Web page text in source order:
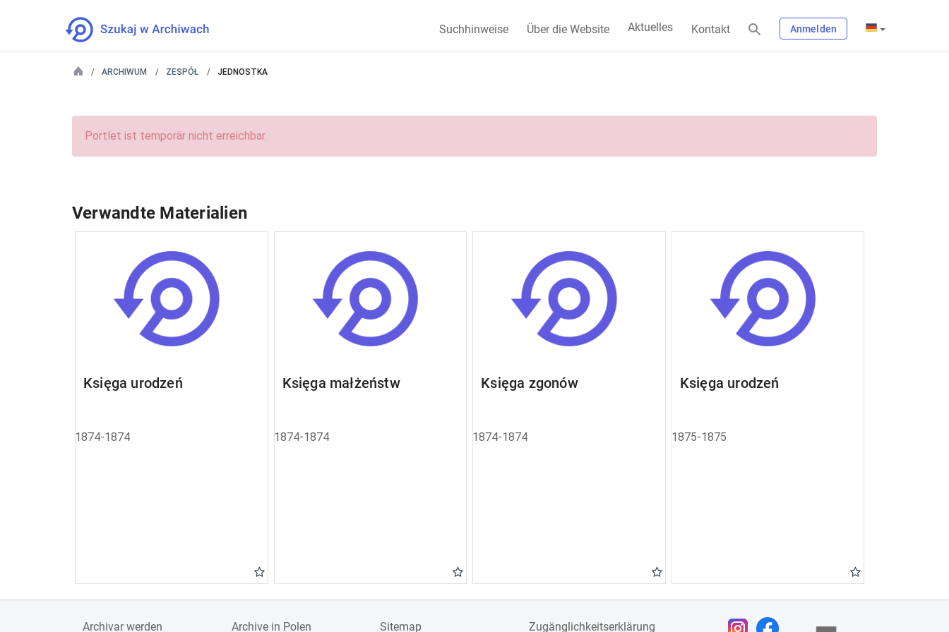
Suchhinweise Über die Website Aktuelles Kontakt Anmelden
ARCHIWUM ZESPÓŁ JEDNOSTKA
Portlet ist temporär nicht erreichbar.
Verwandte Materialien
Księga urodzeń
1874-1874
Księga małżeństw
1874-1874
Księga zgonów
1874-1874
Księga urodzeń
1875-1875
Archivar werden Archive in Polen Sitemap Zugänglichkeitserklärung